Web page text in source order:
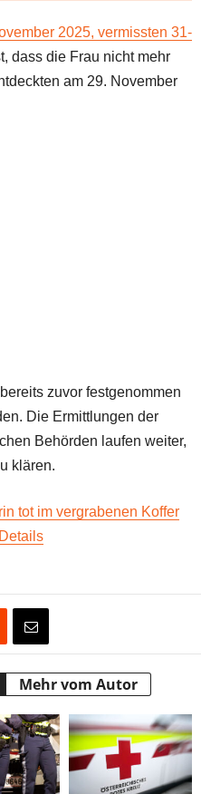
2025, vermissten 31-
dass die Frau nicht mehr
am 29. November
zuvor festgenommen
Die Ermittlungen der
Behörden laufen weiter,
klären.
tot im vergrabenen Koffer
Mehr vom Autor